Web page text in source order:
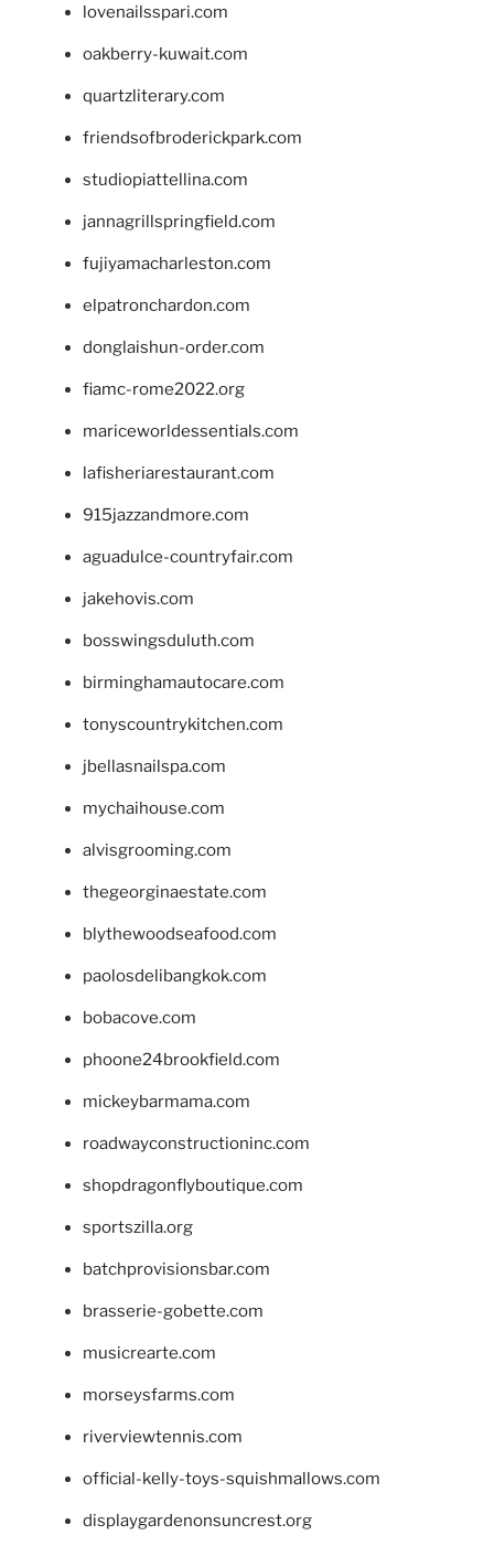
lovenailsspari.com
oakberry-kuwait.com
quartzliterary.com
friendsofbroderickpark.com
studiopiattellina.com
jannagrillspringfield.com
fujiyamacharleston.com
elpatronchardon.com
donglaishun-order.com
fiamc-rome2022.org
mariceworldessentials.com
lafisheriarestaurant.com
915jazzandmore.com
aguadulce-countryfair.com
jakehovis.com
bosswingsduluth.com
birminghamautocare.com
tonyscountrykitchen.com
jbellasnailspa.com
mychaihouse.com
alvisgrooming.com
thegeorginaestate.com
blythewoodseafood.com
paolosdelibangkok.com
bobacove.com
phoone24brookfield.com
mickeybarmama.com
roadwayconstructioninc.com
shopdragonflyboutique.com
sportszilla.org
batchprovisionsbar.com
brasserie-gobette.com
musicrearte.com
morseysfarms.com
riverviewtennis.com
official-kelly-toys-squishmallows.com
displaygardenonsuncrest.org